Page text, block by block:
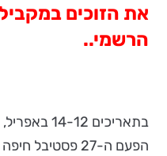
את הזוכים
הרשמי..
בתאריכים
הפעם ה-27